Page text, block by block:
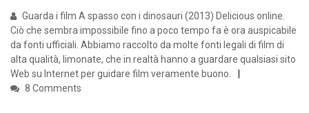
Guarda i film A spasso con i dinosauri (2013) Delicious online.
Ciò che sembra impossibile fino a poco tempo fa è ora auspicabile
da fonti ufficiali. Abbiamo raccolto da molte fonti legali di film di
alta qualità, limonate, che in realtà hanno a guardare qualsiasi sito
Web su Internet per guidare film veramente buono.
8 Comments